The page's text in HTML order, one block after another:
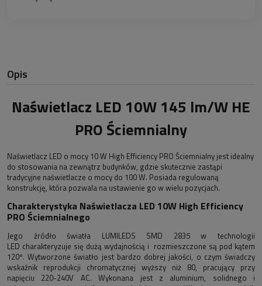
Opis
Naświetlacz LED 10W 145 lm/W HE
PRO Ściemnialny
Naświetlacz LED o mocy 10 W High Efficiency PRO Ściemnialny jest idealny
do stosowania na zewnątrz budynków, gdzie skutecznie zastąpi
tradycyjne naświetlacze o mocy do 100 W. Posiada regulowaną
konstrukcję, która pozwala na ustawienie go w wielu pozycjach.
Charakterystyka Naświetlacza LED 10W High Efficiency
PRO Ściemnialnego
Jego źródło światła LUMILEDS SMD 2835 w technologii
LED charakteryzuje się dużą wydajnością i rozmieszczone są pod kątem
120º. Wytworzone światło jest bardzo dobrej jakości, o czym świadczy
wskaźnik reprodukcji chromatycznej wyższy niż 80, pracujący przy
napięciu 220-240V AC. Wykonana jest z aluminium, solidnego i